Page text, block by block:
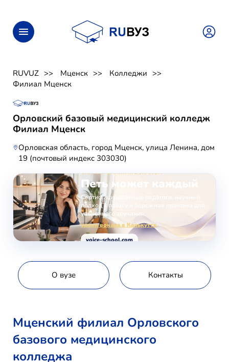
RUVUZ Мценск
Колледжи
Филиал Мценск
Орловский базовый медицинский колледж
Филиал Мценск
Орловская область, город Мценск, улица Ленина, дом
19 (почтовый индекс 303030)
ОНЛАЙН-ЗАНЯТИЯ ВОКАЛОМ
Петь может каждый
Сертифицированные педагоги, научный
подход к голосу и бережная практика для
уверенного звучания.
уроки вокала в Калькутте
voice-school.com
О вузе Контакты
Мценский филиал Орловского
базового медицинского
колледжа